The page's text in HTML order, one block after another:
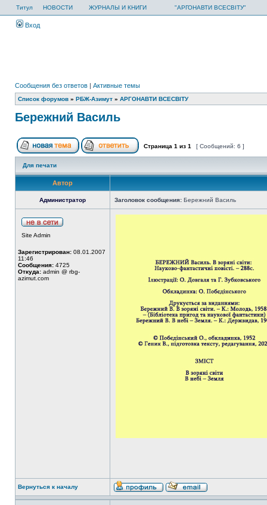
Титул НОВОСТИ ЖУРНАЛЫ И КНИГИ "АРГОНАВТИ ВСЕСВІТУ"
Вход
Сообщения без ответов | Активные темы
Список форумов » РБЖ-Азимут » АРГОНАВТИ ВСЕСВIТУ
Бережний Василь
Страница 1 из 1 [ Сообщений: 6 ]
Для печати
Автор
Администратор Заголовок сообщения: Бережний Василь
Site Admin
Зарегистрирован: 08.01.2007
11:46
Сообщения: 4725
Откуда: admin @ rbg-
azimut.com
Вернуться к началу